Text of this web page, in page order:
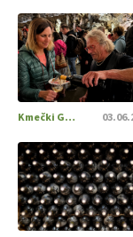
Kmečki Glas